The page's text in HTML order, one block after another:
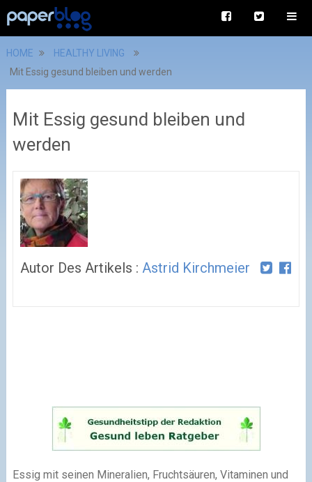
HOME
HEALTHY LIVING
Mit Essig gesund bleiben und werden
Mit Essig gesund bleiben und
werden
Autor Des Artikels : Astrid Kirchmeier
Essig mit seinen Mineralien, Fruchtsäuren, Vitaminen und